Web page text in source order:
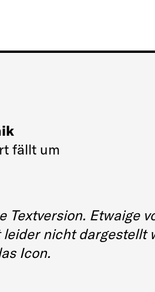
fällt um
Textversion. Etwaige
nicht dargestellt
Icon.